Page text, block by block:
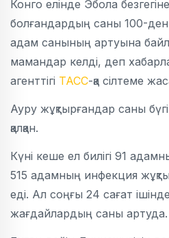
Конго елінде Эбола
болғандардың саны 100-
адам санының артуына
мамандар келді, деп
агенттігі ТАСС-қа сілтеме
Ауру жұқтырғандар саны
қалқан.
Күні кеше ел билігі 91
515 адамның инфекция
еді. Ал соңғы 24 сағат
жағдайлардың саны артуда.